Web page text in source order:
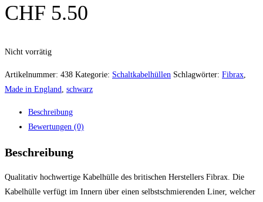
CHF 5.50
Nicht vorrätig
Artikelnummer: 438 Kategorie: Schaltkabelhüllen Schlagwörter: Fibrax
Made in England
schwarz
Beschreibung
Bewertungen (0)
Beschreibung
Qualitativ hochwertige Kabelhülle des britischen Herstellers Fibrax. Die
Kabelhülle verfügt im Innern über einen selbstschmierenden Liner, welcher